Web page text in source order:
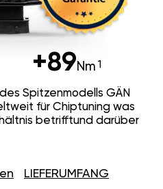
+89Nm
Spitzenmodells GÄN
für Chiptuning was
betrifftund darüber
LIEFERUMFANG